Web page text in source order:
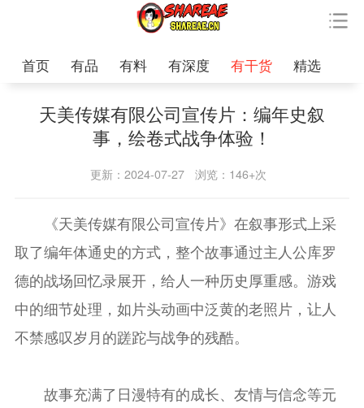
首页 有品 有料 有深度 有干货 精选
天美传媒有限公司宣传片：编年史叙
事，绘卷式战争体验！
更新：2024-07-27 浏览：146+次
《天美传媒有限公司宣传片》在叙事形式上采
取了编年体通史的方式，整个故事通过主人公库罗
德的战场回忆录展开，给人一种历史厚重感。游戏
中的细节处理，如片头动画中泛黄的老照片，让人
不禁感叹岁月的蹉跎与战争的残酷。
故事充满了日漫特有的成长、友情与信念等元